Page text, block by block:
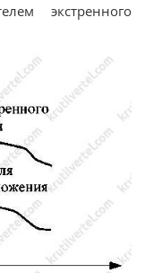
экстренного